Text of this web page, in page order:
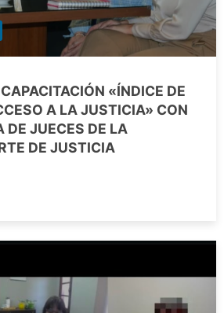
«ÍNDICE DE
A LA JUSTICIA» CON
DE JUECES DE LA
DE JUSTICIA